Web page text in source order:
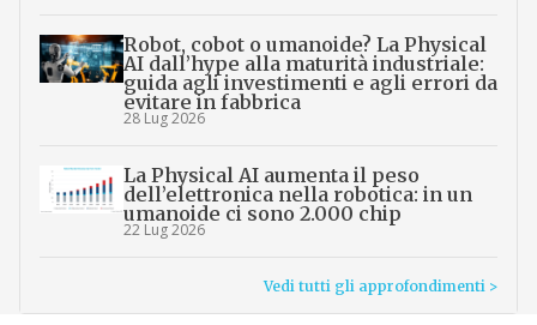
Robot, cobot o umanoide? La Physical
AI dall’hype alla maturità industriale:
guida agli investimenti e agli errori da
evitare in fabbrica
28 Lug 2026
La Physical AI aumenta il peso
dell’elettronica nella robotica: in un
umanoide ci sono 2.000 chip
22 Lug 2026
Vedi tutti gli approfondimenti >